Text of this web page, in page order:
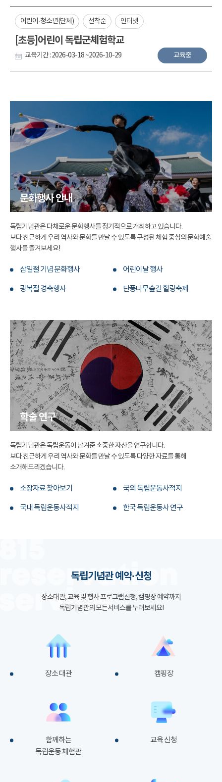
어린이·청소년(단체) 선착순 인터넷
[초등]어린이 독립군체험학교
교육기간 : 2026-03-18 ~2026-10-29 교육중
문화행사 안내
독립기념관은 다채로운 문화행사를 정기적으로 개최하고 있습니다.
보다 친근하게 우리 역사와 문화를 만날 수 있도록 구성된 체험 중심의 문화예술
행사를 즐겨보세요!
삼일절 기념 문화행사 어린이날 행사
광복절 경축행사 단풍나무숲길 힐링축제
학술 연구
독립기념관은 독립운동이 남겨준 소중한 자산을 연구합니다.
보다 친근하게 우리 역사와 문화를 만날 수 있도록 다양한 자료를 통해
소개해드리겠습니다.
소장자료 찾아보기 국외 독립운동사적지
국내 독립운동사적지 한국 독립운동사 연구
독립기념관 예약·신청
장소대관, 교육 및 행사 프로그램신청, 캠핑장 예약까지
독립기념관의 모든서비스를 누려보세요!
장소 대관 캠핑장
함께하는
독립운동 체험관
교육 신청